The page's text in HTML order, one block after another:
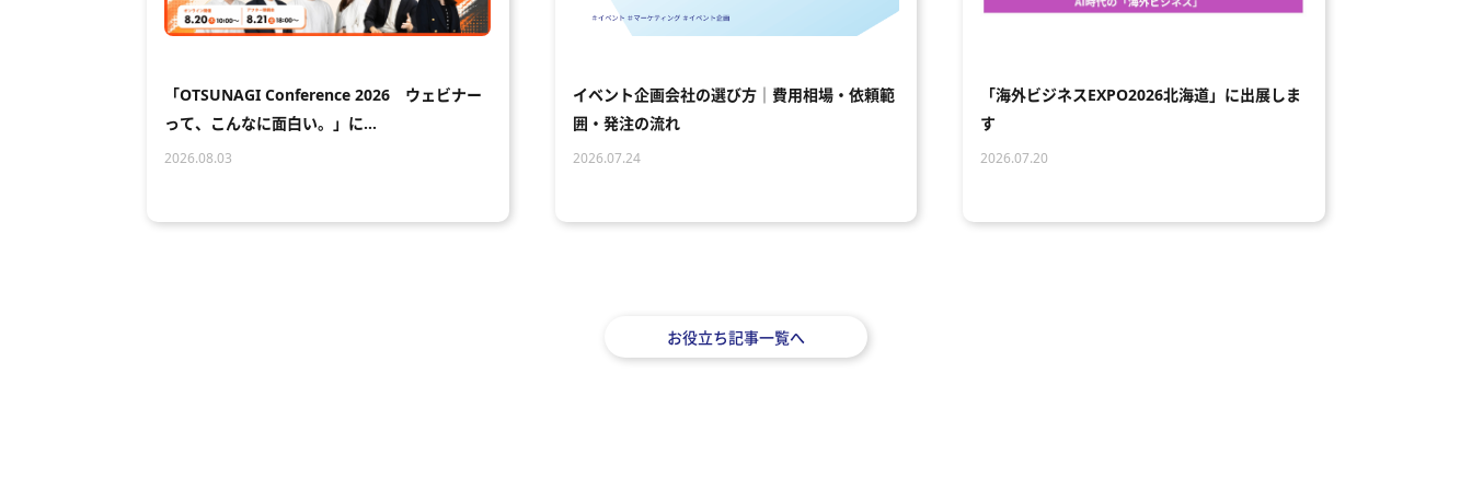
「OTSUNAGI Conference 2026 ウェビナー
って、こんなに面白い。」に…
2026.08.03
イベント企画会社の選び方｜費用相場・依頼範
囲・発注の流れ
2026.07.24
「海外ビジネスEXPO2026北海道」に出展しま
す
2026.07.20
お役立ち記事一覧へ